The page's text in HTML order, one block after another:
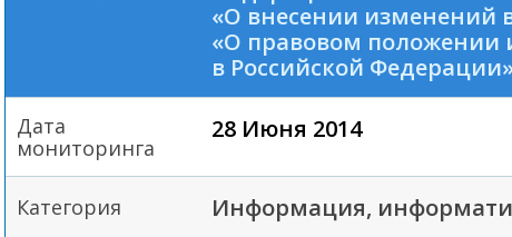
«О внесении изменений
«О правовом положении
в Российской
Дата
мониторинга
28 Июня 2014
Категория Информация,